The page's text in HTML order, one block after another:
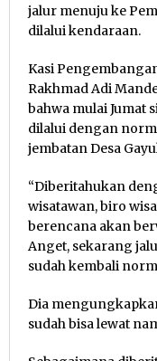
jalur menuju ke
dilalui kendaraan.
Kasi
Rakhmad Adi
bahwa mulai Jumat
dilalui dengan
jembatan Desa
“Diberitahukan
wisatawan, biro
berencana akan
Anget, sekarang
sudah kembali
Dia
sudah bisa lewat